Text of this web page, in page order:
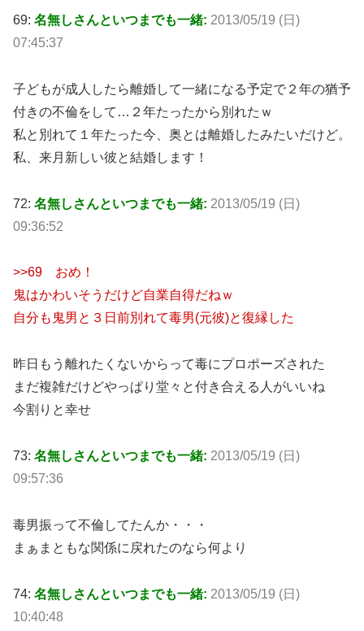
69: 名無しさんといつまでも一緒: 2013/05/19 (日)
07:45:37
子どもが成人したら離婚して一緒になる予定で２年の猶予
付きの不倫をして…２年たったから別れたｗ
私と別れて１年たった今、奥とは離婚したみたいだけど。
私、来月新しい彼と結婚します！
72: 名無しさんといつまでも一緒: 2013/05/19 (日)
09:36:52
>>69 おめ！
鬼はかわいそうだけど自業自得だねｗ
自分も鬼男と３日前別れて毒男(元彼)と復縁した
昨日もう離れたくないからって毒にプロポーズされた
まだ複雑だけどやっぱり堂々と付き合える人がいいね
今割りと幸せ
73: 名無しさんといつまでも一緒: 2013/05/19 (日)
09:57:36
毒男振って不倫してたんか・・・
まぁまともな関係に戻れたのなら何より
74: 名無しさんといつまでも一緒: 2013/05/19 (日)
10:40:48